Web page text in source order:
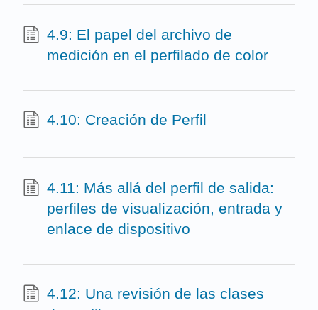
4.9: El papel del archivo de
medición en el perfilado de color
4.10: Creación de Perfil
4.11: Más allá del perfil de salida:
perfiles de visualización, entrada y
enlace de dispositivo
4.12: Una revisión de las clases